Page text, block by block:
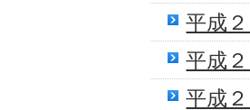
平成
平成
平成